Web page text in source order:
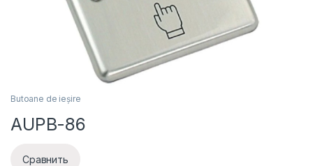
Butoane de ieșire
AUPB-86
Сравнить